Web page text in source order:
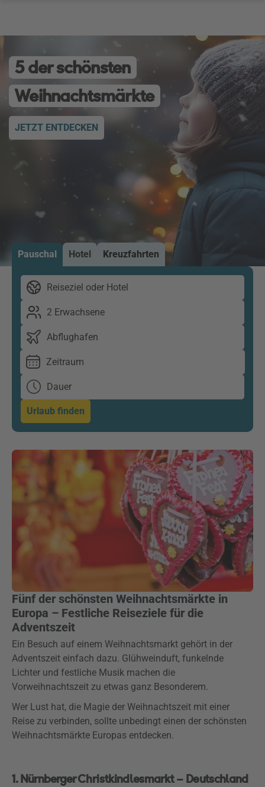
5 der schönsten
Weihnachtsmärkte
JETZT ENTDECKEN
Pauschal Hotel Kreuzfahrten
Reiseziel oder Hotel
2 Erwachsene
Abflughafen
Zeitraum
Dauer
Urlaub finden
Fünf der schönsten Weihnachtsmärkte in
Europa – Festliche Reiseziele für die
Adventszeit
Ein Besuch auf einem Weihnachtsmarkt gehört in der
Adventszeit einfach dazu. Glühweinduft, funkelnde
Lichter und festliche Musik machen die
Vorweihnachtszeit zu etwas ganz Besonderem.
Wer Lust hat, die Magie der Weihnachtszeit mit einer
Reise zu verbinden, sollte unbedingt einen der schönsten
Weihnachtsmärkte Europas entdecken.
1. Nürnberger Christkindlesmarkt – Deutschland